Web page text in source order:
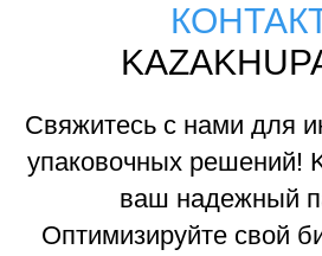
Свяжитесь с нами для
упаковочных решений!
ваш надежный
Оптимизируйте свой